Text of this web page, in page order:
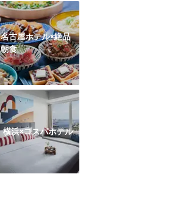
名古屋ホテル×絶品
朝食
横浜×コスパホテル